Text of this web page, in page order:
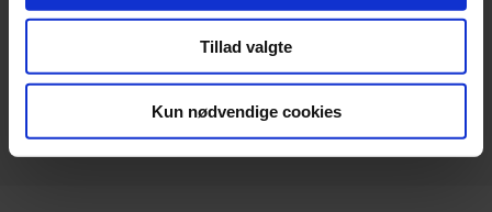
Tillad valgte
Kun nødvendige cookies
Telefax:+45 96 34 79 30
info@beierholm.dk